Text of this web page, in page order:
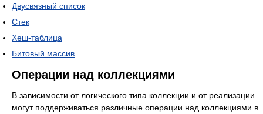
Двусвязный список
Стек
Хеш-таблица
Битовый массив
Операции над коллекциями
В зависимости от логического типа коллекции и от реализации
могут поддерживаться различные операции над коллекциями в